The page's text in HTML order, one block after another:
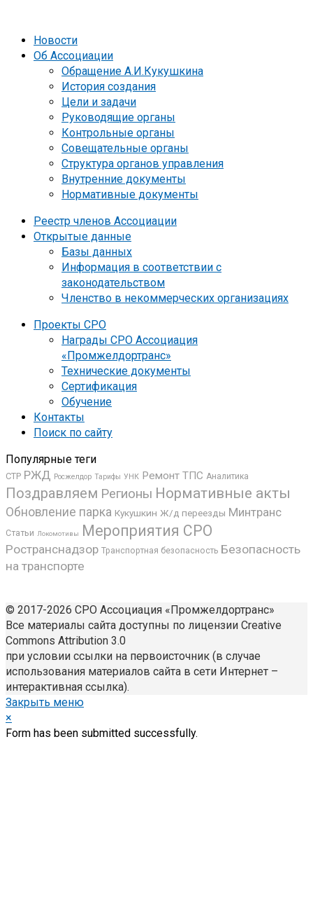
Новости
Об Ассоциации
Обращение А.И.Кукушкина
История создания
Цели и задачи
Руководящие органы
Контрольные органы
Совещательные органы
Структура органов управления
Внутренние документы
Нормативные документы
Реестр членов Ассоциации
Открытые данные
Базы данных
Информация в соответствии с
законодательством
Членство в некоммерческих организациях
Проекты СРО
Награды СРО Ассоциация
«Промжелдортранс»
Технические документы
Сертификация
Обучение
Контакты
Поиск по сайту
Популярные теги
СТР РЖД Росжелдор Тарифы УНК Ремонт ТПС Аналитика
Поздравляем Регионы Нормативные акты
Обновление парка Кукушкин Ж/д переезды Минтранс
Статьи Локомотивы Мероприятия СРО
Ространснадзор Транспортная безопасность Безопасность
на транспорте
© 2017-2026 СРО Ассоциация «Промжелдортранс»
Все материалы сайта доступны по лицензии Creative
Commons Attribution 3.0
при условии ссылки на первоисточник (в случае
использования материалов сайта в сети Интернет –
интерактивная ссылка).
Закрыть меню
×
Form has been submitted successfully.